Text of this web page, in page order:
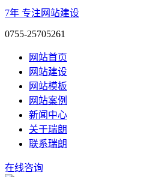
7年 专注网站建设
0755-25705261
网站首页
网站建设
网站模板
网站案例
新闻中心
关于瑞朗
联系瑞朗
在线咨询